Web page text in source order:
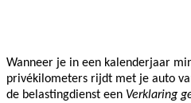
Wanneer je in een kalenderjaar
privékilometers rijdt met je auto
de belastingdienst een Verklaring